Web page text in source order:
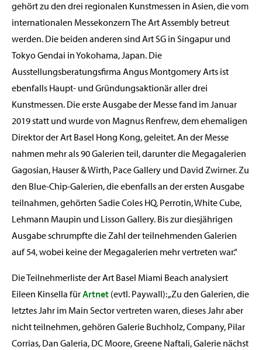
gehört zu den drei regionalen Kunstmessen in Asien, die vom
internationalen Messekonzern The Art Assembly betreut
werden. Die beiden anderen sind Art SG in Singapur und
Tokyo Gendai in Yokohama, Japan. Die
Ausstellungsberatungsfirma Angus Montgomery Arts ist
ebenfalls Haupt- und Gründungsaktionär aller drei
Kunstmessen. Die erste Ausgabe der Messe fand im Januar
2019 statt und wurde von Magnus Renfrew, dem ehemaligen
Direktor der Art Basel Hong Kong, geleitet. An der Messe
nahmen mehr als 90 Galerien teil, darunter die Megagalerien
Gagosian, Hauser & Wirth, Pace Gallery und David Zwirner. Zu
den Blue-Chip-Galerien, die ebenfalls an der ersten Ausgabe
teilnahmen, gehörten Sadie Coles HQ, Perrotin, White Cube,
Lehmann Maupin und Lisson Gallery. Bis zur diesjährigen
Ausgabe schrumpfte die Zahl der teilnehmenden Galerien
auf 54, wobei keine der Megagalerien mehr vertreten war.“
Die Teilnehmerliste der Art Basel Miami Beach analysiert
Eileen Kinsella fürArtnet (evtl. Paywall): „Zu den Galerien, die
letztes Jahr im Main Sector vertreten waren, dieses Jahr aber
nicht teilnehmen, gehören Galerie Buchholz, Company, Pilar
Corrias, Dan Galeria, DC Moore, Greene Naftali, Galerie nächst